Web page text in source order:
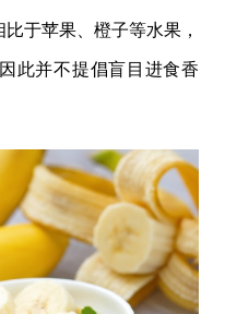
于苹果、橙子等水果，
此并不提倡盲目进食香